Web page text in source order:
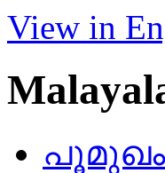
View in
പൂമുഖം